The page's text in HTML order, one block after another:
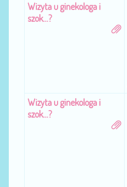
Wizyta u ginekologa i
szok...?
Wizyta u ginekologa i
szok...?